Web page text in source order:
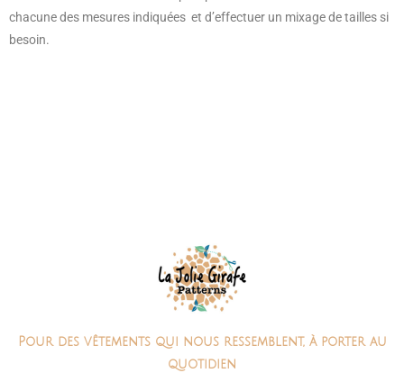
chacune des mesures indiquées et d’effectuer un mixage de tailles si
besoin.
Pour des vêtements qui nous ressemblent, à porter au
quotidien